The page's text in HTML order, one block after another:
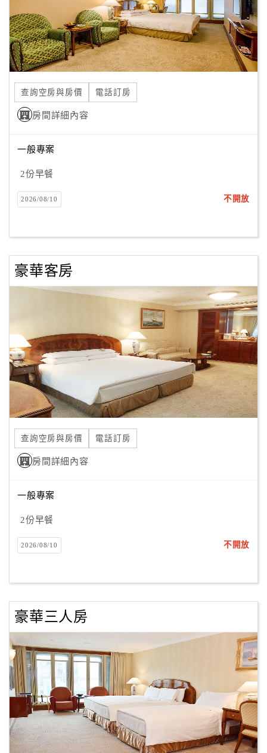
意
度
訂
單
管
理
員
戶
客
服
聯
Line
線
上
客
服
紅
利
查
訂
房
Q&A
旅
卡
房
請
收
據
查詢空房與房價 電話訂房
房間詳細內容
一般專案
2份早餐
2026/08/10 不開放
豪華客房
查詢空房與房價 電話訂房
房間詳細內容
一般專案
2份早餐
2026/08/10 不開放
豪華三人房